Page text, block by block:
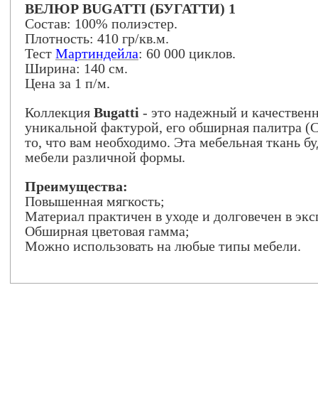
ВЕЛЮР BUGATTI (БУГАТТИ) 1
Состав: 100% полиэстер.
Плотность: 410 гр/кв.м.
Тест Мартиндейла: 60 000 циклов.
Ширина: 140 см.
Цена за 1 п/м.
Коллекция Bugatti - это надежный и
уникальной фактурой, его обширная палитра
то, что вам необходимо. Эта мебельная ткань
мебели различной формы.
Преимущества:
Повышенная мягкость;
Материал практичен в уходе и долговечен в
Обширная цветовая гамма;
Можно использовать на любые типы мебели.